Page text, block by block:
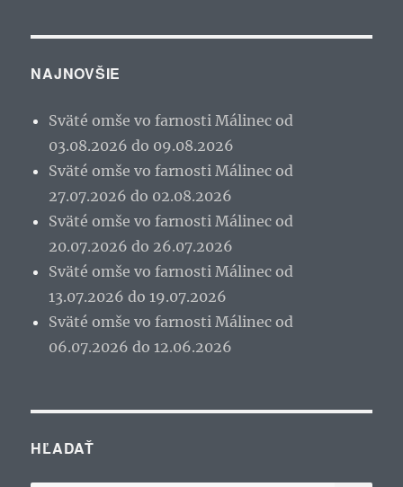
NAJNOVŠIE
Sväté omše vo farnosti Málinec od
03.08.2026 do 09.08.2026
Sväté omše vo farnosti Málinec od
27.07.2026 do 02.08.2026
Sväté omše vo farnosti Málinec od
20.07.2026 do 26.07.2026
Sväté omše vo farnosti Málinec od
13.07.2026 do 19.07.2026
Sväté omše vo farnosti Málinec od
06.07.2026 do 12.06.2026
HĽADAŤ